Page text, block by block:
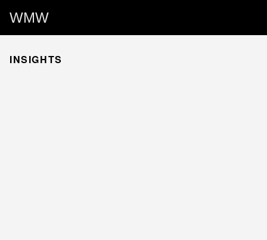
WMW
INSIGHTS